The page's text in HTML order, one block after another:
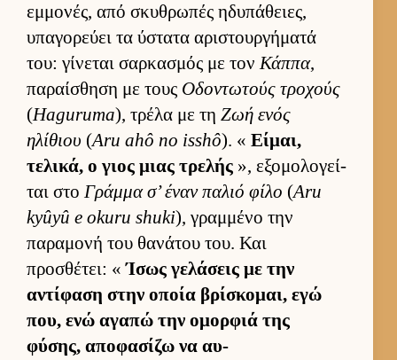
εμ­μονές, από σκυθρωπές ηδυπάθειες,
υπαγορεύει τα ύστατα αριστουρ­γήματά
του: γίνεται σαρ­κασμός με τονΚάππα,
παραί­σθηση με τους Οδοντωτούς τροχούς
(Haguruma), τρέλα με τη Ζωή ενός
ηλίθιου (Aru ahô no isshô). « Εί­μαι,
τελικά, ο γιος μιας τρελής », εξομολογεί­
ται στο Γράμμα σ’ έναν παλιό φίλο (Aru
kyûyû e okuru shuki), γραμ­μένο την
παραμονή του θανάτου του. Και
προσθέτει: «Ίσως γελάσεις με την
αντίφαση στην οποία βρίσκομαι, εγώ
που, ενώ αγαπώ την ομορ­φιά της
φύσης, αποφασίζω να αυ­